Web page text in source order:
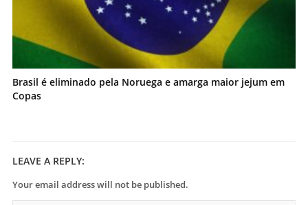
Brasil é eliminado pela Noruega e amarga maior jejum em
Copas
LEAVE A REPLY:
Your email address will not be published.